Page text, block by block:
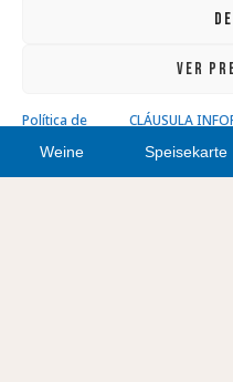
VER
Política de
cookies
CLÁUSULA
LSSI-CE
Weine Speisekarte